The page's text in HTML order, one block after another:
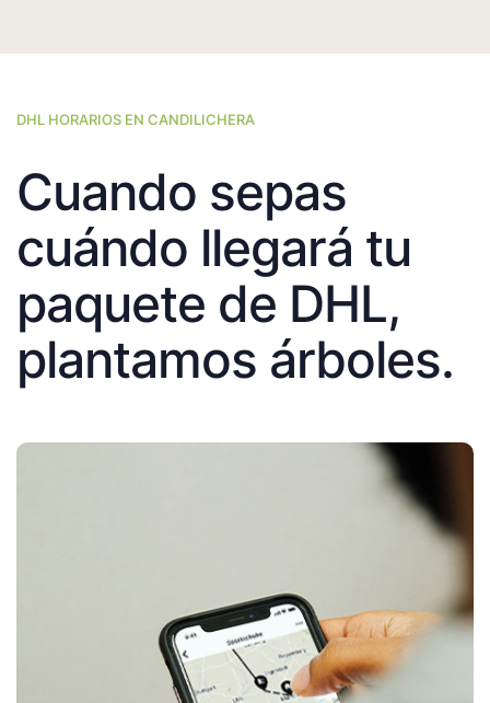
DHL HORARIOS EN CANDILICHERA
Cuando sepas
cuándo llegará tu
paquete de DHL,
plantamos árboles.